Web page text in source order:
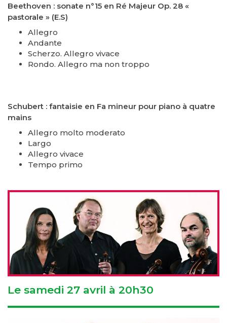
Beethoven : sonate n°15 en Ré Majeur Op. 28 «
pastorale » (E.S)
Allegro
Andante
Scherzo. Allegro vivace
Rondo. Allegro ma non troppo
Schubert : fantaisie en Fa mineur pour piano à quatre
mains
Allegro molto moderato
Largo
Allegro vivace
Tempo primo
Le samedi 27 avril à 20h30